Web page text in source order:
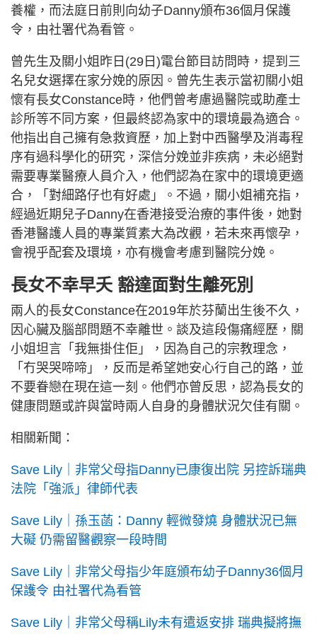
養權，而法庭日前則向幼子Danny頒布36個月保護
令，由社署代為看管。
曾先生及關小姐昨日(29日)電台節目訪問時，提到三
名兒女選擇在家分娩的原因。曾先生表示當初關小姐
懷有長女Constance時，他們曾考慮過醫院或助產士
診所等不同方案，但最終認為家中的環境最為適合。
他指出自己擁有急救資歷，加上對中西醫學及消毒程
序有過科學化的研究，深信分娩並非疾病，未必絕對
需要專業醫療人員介入，他們認為在家中的環境更適
合，「對細路仔也有好處」。不過，關小姐補充指，
經過近期兒子Danny在香港接受治療的事件後，她對
香港醫護人員的專業質素大為改觀，若未來再懷孕，
會視乎配套及環境，亦有機會考慮到醫院分娩。
長女不幸早夭 豁達面對生離死別
兩人的長女Constance在2019年於芬蘭出生後不久，
因心臟及腦部問題不幸離世。談及這段傷痛經歷，關
小姐坦言「我無掛住佢」，因為自己的宗教理念，
「冇哭哭啼啼」，反而是希望她安心行自己的路，並
不要眷戀在現在這一刻。他們亦曾反思，認為長女的
健康問題或許與當時兩人自身的身體狀況欠佳有關。
相關新聞：
Save Lily｜非常父母指Danny已康復出院 另控訴瑞典
法院「強派」律師代表
Save Lily｜孫玉菡：Danny 輕微發燒 身體狀況已無
大礙 仍需留醫觀察一段時間
Save Lily｜非常父母指少年庭頒布幼子Danny36個月
保護令 由社署代為看管
Save Lily｜非常父母稱Lily未有遣返安排 瑞典擬將撫